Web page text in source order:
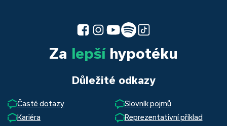
Za lepšíhypotéku
Důležité odkazy
Časté dotazy
Slovník pojmů
Kariéra
Reprezentativní příklad